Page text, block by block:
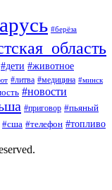
#берёза
#дети #животное
#литва #медицина #минск
#новости
#приговор #пьяный
#сша #телефон #топливо